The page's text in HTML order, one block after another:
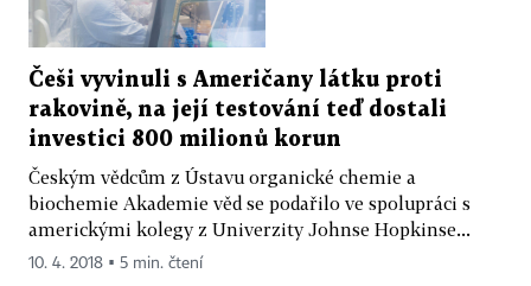
Češi vyvinuli s Američany látku proti
rakovině, na její testování teď dostali
investici 800 milionů korun
Českým vědcům z Ústavu organické chemie a
biochemie Akademie věd se podařilo ve spolupráci s
americkými kolegy z Univerzity Johnse Hopkinse...
10. 4. 2018 ▪ 5 min. čtení